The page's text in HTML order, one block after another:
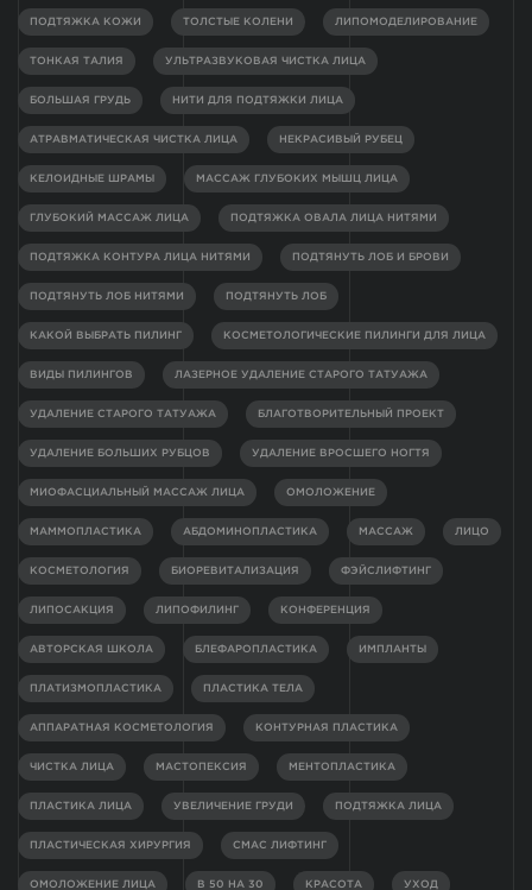
ПОДТЯЖКА КОЖИ ТОЛСТЫЕ КОЛЕНИ ЛИПОМОДЕЛИРОВАНИЕ
ТОНКАЯ ТАЛИЯ УЛЬТРАЗВУКОВАЯ ЧИСТКА ЛИЦА
БОЛЬШАЯ ГРУДЬ НИТИ ДЛЯ ПОДТЯЖКИ ЛИЦА
АТРАВМАТИЧЕСКАЯ ЧИСТКА ЛИЦА НЕКРАСИВЫЙ РУБЕЦ
КЕЛОИДНЫЕ ШРАМЫ МАССАЖ ГЛУБОКИХ МЫШЦ ЛИЦА
ГЛУБОКИЙ МАССАЖ ЛИЦА ПОДТЯЖКА ОВАЛА ЛИЦА НИТЯМИ
ПОДТЯЖКА КОНТУРА ЛИЦА НИТЯМИ ПОДТЯНУТЬ ЛОБ И БРОВИ
ПОДТЯНУТЬ ЛОБ НИТЯМИ ПОДТЯНУТЬ ЛОБ
КАКОЙ ВЫБРАТЬ ПИЛИНГ КОСМЕТОЛОГИЧЕСКИЕ ПИЛИНГИ ДЛЯ ЛИЦА
ВИДЫ ПИЛИНГОВ ЛАЗЕРНОЕ УДАЛЕНИЕ СТАРОГО ТАТУАЖА
УДАЛЕНИЕ СТАРОГО ТАТУАЖА БЛАГОТВОРИТЕЛЬНЫЙ ПРОЕКТ
УДАЛЕНИЕ БОЛЬШИХ РУБЦОВ УДАЛЕНИЕ ВРОСШЕГО НОГТЯ
МИОФАСЦИАЛЬНЫЙ МАССАЖ ЛИЦА ОМОЛОЖЕНИЕ
МАММОПЛАСТИКА АБДОМИНОПЛАСТИКА МАССАЖ ЛИЦО
КОСМЕТОЛОГИЯ БИОРЕВИТАЛИЗАЦИЯ ФЭЙСЛИФТИНГ
ЛИПОСАКЦИЯ ЛИПОФИЛИНГ КОНФЕРЕНЦИЯ
АВТОРСКАЯ ШКОЛА БЛЕФАРОПЛАСТИКА ИМПЛАНТЫ
ПЛАТИЗМОПЛАСТИКА ПЛАСТИКА ТЕЛА
АППАРАТНАЯ КОСМЕТОЛОГИЯ КОНТУРНАЯ ПЛАСТИКА
ЧИСТКА ЛИЦА МАСТОПЕКСИЯ МЕНТОПЛАСТИКА
ПЛАСТИКА ЛИЦА УВЕЛИЧЕНИЕ ГРУДИ ПОДТЯЖКА ЛИЦА
ПЛАСТИЧЕСКАЯ ХИРУРГИЯ СМАС ЛИФТИНГ
ОМОЛОЖЕНИЕ ЛИЦА В 50 НА 30 КРАСОТА УХОД